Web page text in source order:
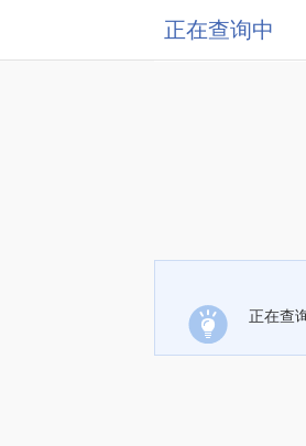
正在查询中
正在查